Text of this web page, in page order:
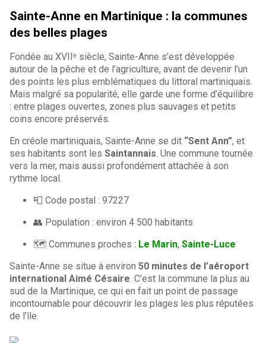
Sainte-Anne en Martinique : la communes
des belles plages
Fondée au XVIIᵉ siècle, Sainte-Anne s’est développée
autour de la pêche et de l’agriculture, avant de devenir l’un
des points les plus emblématiques du littoral martiniquais.
Mais malgré sa popularité, elle garde une forme d’équilibre
: entre plages ouvertes, zones plus sauvages et petits
coins encore préservés.
En créole martiniquais, Sainte-Anne se dit “Sent Ann”, et
ses habitants sont les Saintannais. Une commune tournée
vers la mer, mais aussi profondément attachée à son
rythme local.
📮 Code postal : 97227
👥 Population : environ 4 500 habitants
🗺️ Communes proches : Le Marin, Sainte-Luce
Sainte-Anne se situe à environ 50 minutes de l’aéroport
international Aimé Césaire. C’est la commune la plus au
sud de la Martinique, ce qui en fait un point de passage
incontournable pour découvrir les plages les plus réputées
de l’île.